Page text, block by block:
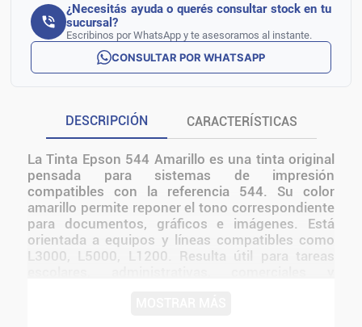
¿Necesitás ayuda o querés consultar stock en tu
sucursal?
Escribinos por WhatsApp y te asesoramos al instante.
CONSULTAR POR WHATSAPP
DESCRIPCIÓN CARACTERÍSTICAS
La Tinta Epson 544 Amarillo es una tinta original
pensada para sistemas de impresión
compatibles con la referencia 544. Su color
amarillo permite reponer el tono correspondiente
para documentos, gráficos e imágenes. Está
orientada a equipos y líneas compatibles como
L3000, L5000, L1200. Resulta útil para tareas